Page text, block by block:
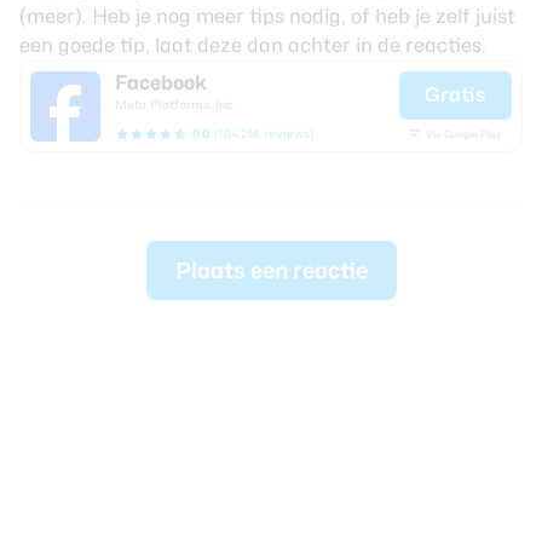
(meer). Heb je nog meer tips nodig, of heb je zelf juist
een goede tip, laat deze dan achter in de reacties.
Facebook
Meta Platforms, Inc.
9.0 (184.2M reviews)
Gratis
Via Google Play
Plaats een reactie